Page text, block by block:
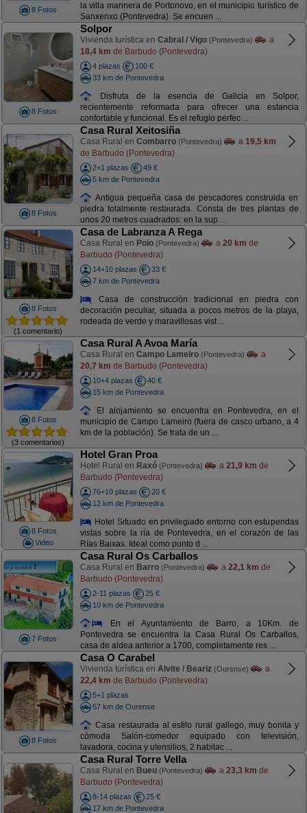
8 Fotos
la villa marinera de Portonovo, en el municipio turístico de
Sanxenxo (Pontevedra). Se encuen ...
8 Fotos
Solpor
Vivienda turística en Cabral / Vigo (Pontevedra)
a
18,4 km de Barbudo (Pontevedra)
4 plazas
100 €
33 km de Pontevedra
Disfruta de la esencia de Galicia en Solpor,
recientemente reformada para ofrecer una estancia
confortable y funcional. Es el refugio perfec ...
8 Fotos
Casa Rural Xeitosiña
Casa Rural en Combarro (Pontevedra) a 19,5 km
de Barbudo (Pontevedra)
2+1 plazas
49 €
5 km de Pontevedra
Antigua pequeña casa de pescadores construida en
piedra totalmente restaurada. Consta de tres plantas de
unos 20 metros cuadrados: en la sup ...
8 Fotos
(1 comentario)
Casa de Labranza A Rega
Casa Rural en Poio (Pontevedra) a 20 km de
Barbudo (Pontevedra)
14+10 plazas
33 €
7 km de Pontevedra
Casa de construcción tradicional en piedra con
decoración peculiar, situada a pocos metros de la playa,
rodeada de verde y maravillosas vist ...
8 Fotos
(3 comentarios)
Casa Rural A Avoa María
Casa Rural en Campo Lameiro (Pontevedra)
a
20,7 km de Barbudo (Pontevedra)
10+4 plazas
40 €
15 km de Pontevedra
El alojamiento se encuentra en Pontevedra, en el
municipio de Campo Lameiro (fuera de casco urbano, a 4
km de la población). Se trata de un ...
8 Fotos
Video
Hotel Gran Proa
Hotel Rural en Raxó (Pontevedra) a 21,9 km de
Barbudo (Pontevedra)
76+10 plazas
20 €
12 km de Pontevedra
Hotel Situado en privilegiado entorno con estupendas
vistas sobre la ría de Pontevedra, en el corazón de las
Rías Baixas. Ideal como punto d ...
7 Fotos
Casa Rural Os Carballos
Casa Rural en Barro (Pontevedra) a 22,1 km de
Barbudo (Pontevedra)
2-11 plazas
25 €
10 km de Pontevedra
En el Ayuntamiento de Barro, a 10Km. de
Pontevedra se encuentra la Casa Rural Os Carballos,
casa de aldea anterior a 1700, completamente res ...
8 Fotos
Casa O Carabel
Vivienda turística en Alvite / Beariz (Ourense)
a
22,4 km de Barbudo (Pontevedra)
5+1 plazas
57 km de Ourense
Casa restaurada al estilo rural gallego, muy bonita y
cómoda Salón-comedor equipado con televisión,
lavadora, cocina y utensilios, 2 habitac ...
Casa Rural Torre Vella
Casa Rural en Bueu (Pontevedra) a 23,3 km de
Barbudo (Pontevedra)
8-14 plazas
25 €
17 km de Pontevedra